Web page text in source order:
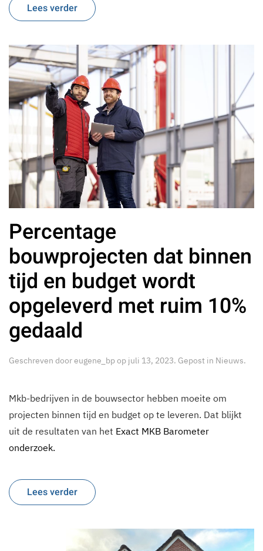
Lees verder
Percentage
bouwprojecten dat binnen
tijd en budget wordt
opgeleverd met ruim 10%
gedaald
Geschreven dooreugene_bpop juli 13, 2023. Gepost in Nieuws.
Mkb-bedrijven in de bouwsector hebben moeite om
projecten binnen tijd en budget op te leveren. Dat blijkt
uit de resultaten van het Exact MKB Barometer
onderzoek.
Lees verder